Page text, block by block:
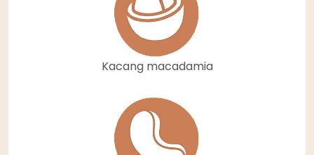
Kacang macadamia